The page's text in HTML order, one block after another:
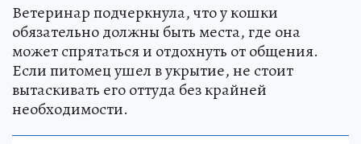
Ветеринар подчеркнула, что у кошки
обязательно должны быть места, где она
может спрятаться и отдохнуть от общения.
Если питомец ушел в укрытие, не стоит
вытаскивать его оттуда без крайней
необходимости.